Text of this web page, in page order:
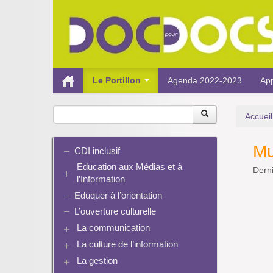
Le Portillon Agenda 2022-2023
Accueil
CDI inclusif
Education aux Médias et à
l’Information
EMI et translittératie
La culture de la participation
Identité / Présence numérique /
Traces
Eduquer à l’orientation
L’ouverture culturelle
La communication
Plaquettes de communication
Présence numérique du CDI
La culture de l’information
Ressources pour penser une
La gestion